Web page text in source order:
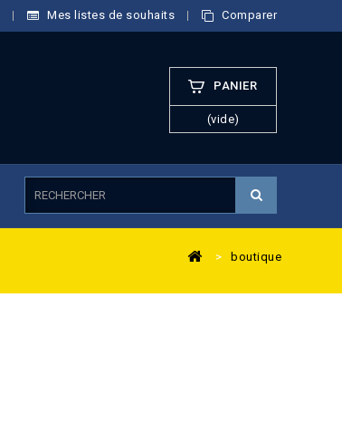
Mes listes de souhaits Comparer
PANIER
(vide)
> boutique